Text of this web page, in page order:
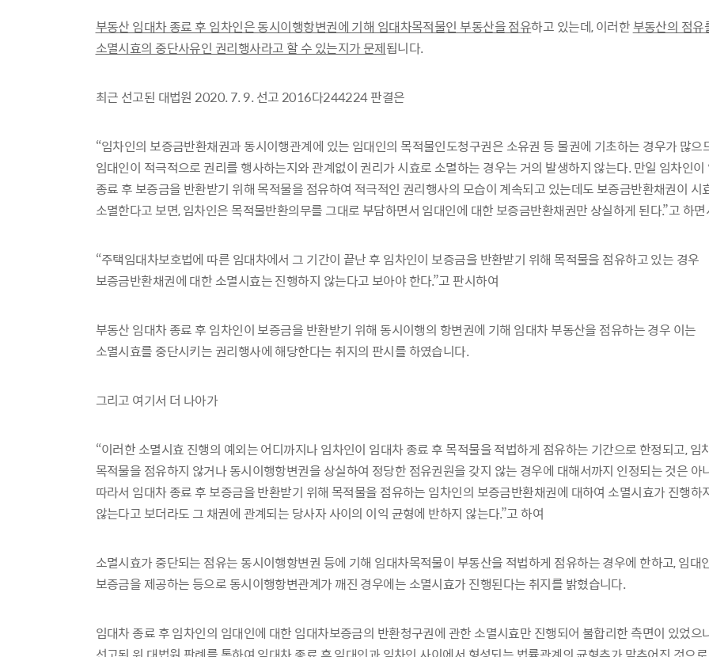
부동산 임대차 종료 후 임차인은 동시이행항변권에 기해 임대차목적물인 부동산을 점유하고 있는데, 이러한부동산의 점유
소멸시효의 중단사유인 권리행사라고 할 수 있는지가 문제됩니다.
최근 선고된 대법원 2020. 7. 9. 선고 2016다244224 판결은
“임차인의 보증금반환채권과 동시이행관계에 있는 임대인의 목적물인도청구권은 소유권 등 물권에 기초하는 경우가 많으
임대인이 적극적으로 권리를 행사하는지와 관계없이 권리가 시효로 소멸하는 경우는 거의 발생하지 않는다. 만일 임차인이
종료 후 보증금을 반환받기 위해 목적물을 점유하여 적극적인 권리행사의 모습이 계속되고 있는데도 보증금반환채권이 시
소멸한다고 보면, 임차인은 목적물반환의무를 그대로 부담하면서 임대인에 대한 보증금반환채권만 상실하게 된다.”고 하면
“주택임대차보호법에 따른 임대차에서 그 기간이 끝난 후 임차인이 보증금을 반환받기 위해 목적물을 점유하고 있는 경우
보증금반환채권에 대한 소멸시효는 진행하지 않는다고 보아야 한다.”고 판시하여
부동산 임대차 종료 후 임차인이 보증금을 반환받기 위해 동시이행의 항변권에 기해 임대차 부동산을 점유하는 경우 이는
소멸시효를 중단시키는 권리행사에 해당한다는 취지의 판시를 하였습니다.
그리고 여기서 더 나아가
“이러한 소멸시효 진행의 예외는 어디까지나 임차인이 임대차 종료 후 목적물을 적법하게 점유하는 기간으로 한정되고, 임
목적물을 점유하지 않거나 동시이행항변권을 상실하여 정당한 점유권원을 갖지 않는 경우에 대해서까지 인정되는 것은 아
따라서 임대차 종료 후 보증금을 반환받기 위해 목적물을 점유하는 임차인의 보증금반환채권에 대하여 소멸시효가 진행하
않는다고 보더라도 그 채권에 관계되는 당사자 사이의 이익 균형에 반하지 않는다.”고 하여
소멸시효가 중단되는 점유는 동시이행항변권 등에 기해 임대차목적물이 부동산을 적법하게 점유하는 경우에 한하고, 임대
보증금을 제공하는 등으로 동시이행항변관계가 깨진 경우에는 소멸시효가 진행된다는 취지를 밝혔습니다.
임대차 종료 후 임차인의 임대인에 대한 임대차보증금의 반환청구권에 관한 소멸시효만 진행되어 불합리한 측면이 있었으